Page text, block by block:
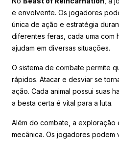
e envolvente. Os jogadores
única de ação e estratégia
diferentes feras, cada uma com
ajudam em diversas situações.
O sistema de combate permite
rápidos. Atacar e desviar se
ação. Cada animal possui suas
a besta certa é vital para a luta.
Além do combate, a exploração
mecânica. Os jogadores podem